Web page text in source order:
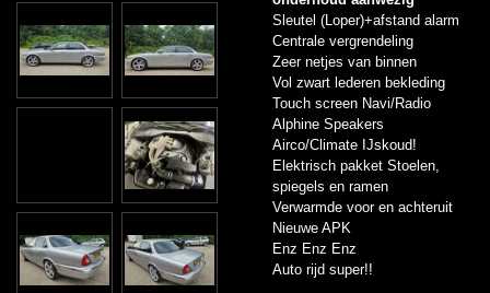
Sleutel (Loper)+afstand alarm
Centrale vergrendeling
Zeer netjes van binnen
Vol zwart lederen bekleding
Touch screen Navi/Radio
Alphine Speakers
Airco/Climate IJskoud!
Elektrisch pakket Stoelen,
spiegels en ramen
Verwarmde voor en achteruit
Nieuwe APK
Enz Enz Enz
Auto rijd super!!